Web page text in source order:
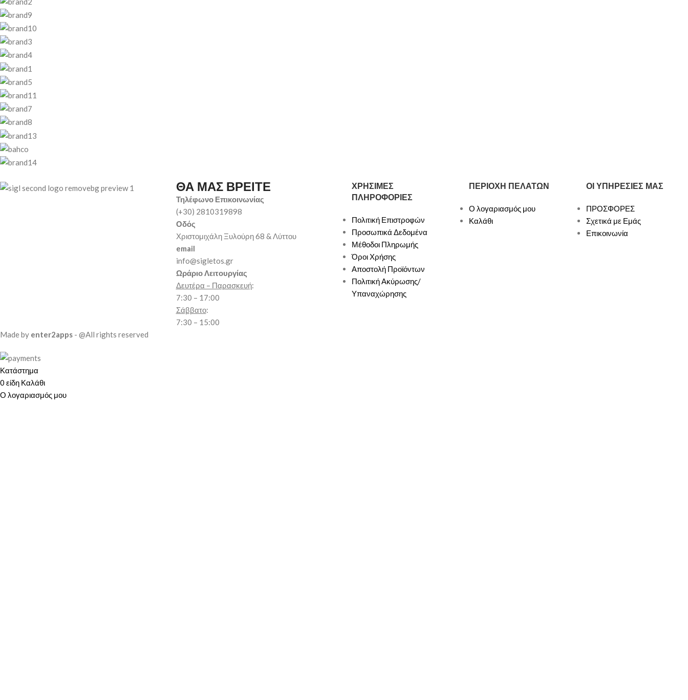
ΘΑ ΜΑΣ ΒΡΕΙΤΕ
Τηλέφωνο Επικοινωνίας
(+30) 2810319898
Οδός
Χριστομιχάλη Ξυλούρη 68 & Λύττου
email
info@sigletos.gr
Ωράριο Λειτουργίας
Δευτέρα – Παρασκευή:
7:30 – 17:00
Σάββατο:
7:30 – 15:00
ΧΡΗΣΙΜΕΣ
ΠΛΗΡΟΦΟΡΙΕΣ
Πολιτική Επιστροφών
Προσωπικά Δεδομένα
Μέθοδοι Πληρωμής
Όροι Χρήσης
Αποστολή Προϊόντων
Πολιτική Ακύρωσης/
Υπαναχώρησης
ΠΕΡΙΟΧΗ ΠΕΛΑΤΩΝ
Ο λογαριασμός μου
Καλάθι
ΟΙ ΥΠΗΡΕΣΙΕΣ ΜΑΣ
ΠΡΟΣΦΟΡΕΣ
Σχετικά με Εμάς
Επικοινωνία
Made by enter2apps - @All rights reserved
Κατάστημα
0 είδη Καλάθι
Ο λογαριασμός μου